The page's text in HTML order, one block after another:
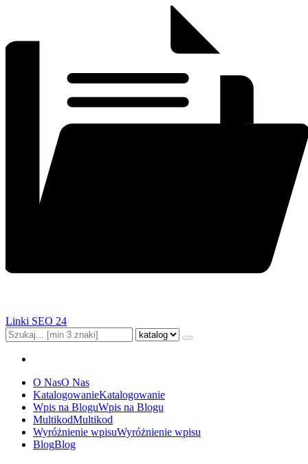
Linki SEO 24
O NasO Nas
KatalogowanieKatalogowanie
Wpis na BloguWpis na Blogu
MultikodMultikod
Wyróżnienie wpisuWyróżnienie wpisu
BlogBlog